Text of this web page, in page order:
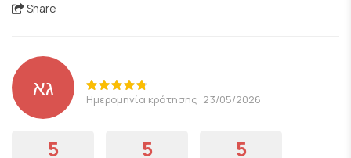
Share
גא Ημερομηνία κράτησης: 23/05/2026
5 5 5